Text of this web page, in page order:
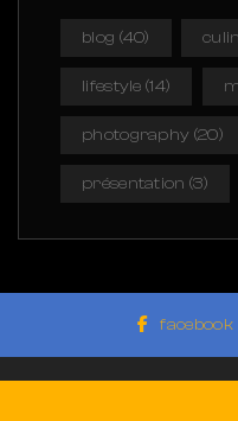
blog (40)
lifestyle (14)
photography (20)
présentation (3)
facebook